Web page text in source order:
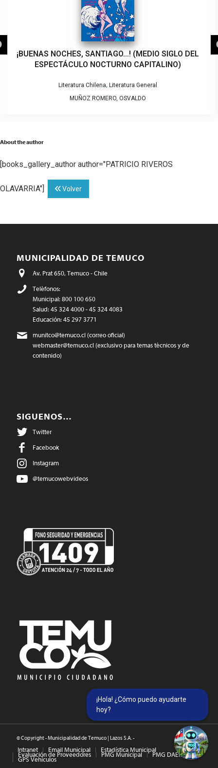
¡BUENAS NOCHES, SANTIAGO…! (MEDIO SIGLO DEL
ESPECTÁCULO NOCTURNO CAPITALINO)
Literatura Chilena, Literatura General
MUÑOZ ROMERO, OSVALDO
About the author
[books_gallery_author author="PATRICIO RIVEROS
OLAVARRIA"] Volver
MUNICIPALIDAD DE TEMUCO
Av. Prat 650, Temuco - Chile
Teléfonos:
Municipal: 800 100 650
Salud: 45 324 4000 - 45 324 4083
Educación: 45 297 3771
munitco@temuco.cl(correo oficial)
webmaster@temuco.cl(exclusivo para temas técnicos y de
contenido)
SIGUENOS…
Twitter
Facebook
Instagram
@temucowebvideos
© Copyright - Municipalidad de Temuco | Lazos S.A. -
Intranet Email Municipal Estadística Municipal
Evaluación de Proveedores PMG Municipal PMG DAEM
GPS Vehículos
¡Hola! ¿Cómo puedo ayudarte
hoy?